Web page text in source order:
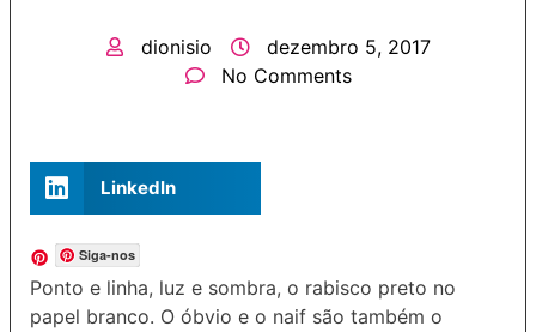
dionisio
dezembro 5, 2017
No Comments
LinkedIn
Siga-nos
Ponto e linha, luz e sombra, o rabisco preto no
papel branco. O óbvio e o naif são também o